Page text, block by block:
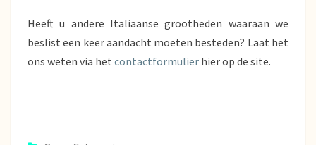
Heeft u andere Italiaanse grootheden waaraan we
beslist een keer aandacht moeten besteden? Laat het
ons weten via het contactformulier hier op de site.